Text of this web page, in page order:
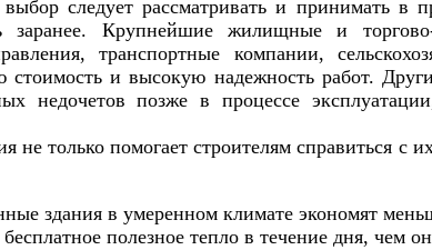
следует рассматривать и принимать в
заранее. Крупнейшие жилищные и
транспортные компании,
и высокую надежность работ.
недочетов позже в процессе
не только помогает строителям справиться
здания в умеренном климате экономят
полезное тепло в течение дня, чем